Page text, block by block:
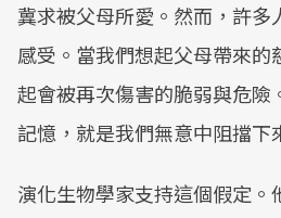
冀求被父母所愛。然而，許多
感受。當我們想起父母帶來的
起會被再次傷害的脆弱與危險
記憶，就是我們無意中阻擋下
演化生物學家支持這個假定